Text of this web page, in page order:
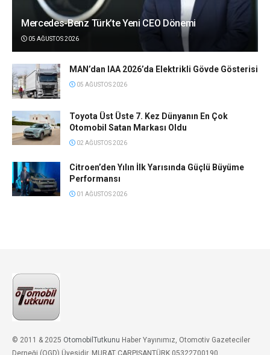
Mercedes-Benz Türk’te Yeni CEO Dönemi
05 AĞUSTOS 2026
MAN’dan IAA 2026’da Elektrikli Gövde Gösterisi
05 AĞUSTOS 2026
Toyota Üst Üste 7. Kez Dünyanın En Çok
Otomobil Satan Markası Oldu
02 AĞUSTOS 2026
Citroen’den Yılın İlk Yarısında Güçlü Büyüme
Performansı
01 AĞUSTOS 2026
© 2011 & 2025 OtomobilTutkunu Haber Yayınımız, Otomotiv Gazeteciler
Derneği (OGD) Üyesidir. MURAT ÇARPIŞANTÜRK 05322700190